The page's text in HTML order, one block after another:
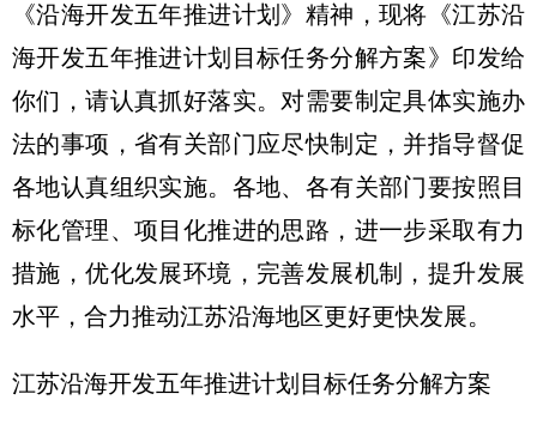
《沿海开发五年推进计划》精神，现将《江苏沿
海开发五年推进计划目标任务分解方案》印发给
你们，请认真抓好落实。对需要制定具体实施办
法的事项，省有关部门应尽快制定，并指导督促
各地认真组织实施。各地、各有关部门要按照目
标化管理、项目化推进的思路，进一步采取有力
措施，优化发展环境，完善发展机制，提升发展
水平，合力推动江苏沿海地区更好更快发展。
江苏沿海开发五年推进计划目标任务分解方案